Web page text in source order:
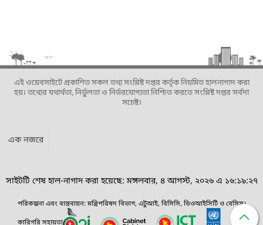
এই ওয়েবসাইটে প্রকাশিত সকল তথ্য সংশ্লিষ্ট দপ্তর কর্তৃক নিয়মিত হালনাগাদ করা
হয়। তথ্যের যথার্থতা, নির্ভুলতা ও নির্ভরযোগ্যতা নিশ্চিত করতে সংশ্লিষ্ট দপ্তর সর্বদা
সচেষ্ট।
এক নজরে
সাইটটি শেষ হাল-নাগাদ করা হয়েছে: মঙ্গলবার, ৪ আগস্ট, ২০২৬ এ ১৬:১৯:২৭
পরিকল্পনা এবং বাস্তবায়ন: মন্ত্রিপরিষদ বিভাগ, এটুআই, বিসিসি, ডিওআইসিটি ও বেসিস।
কারিগরি সহায়তা